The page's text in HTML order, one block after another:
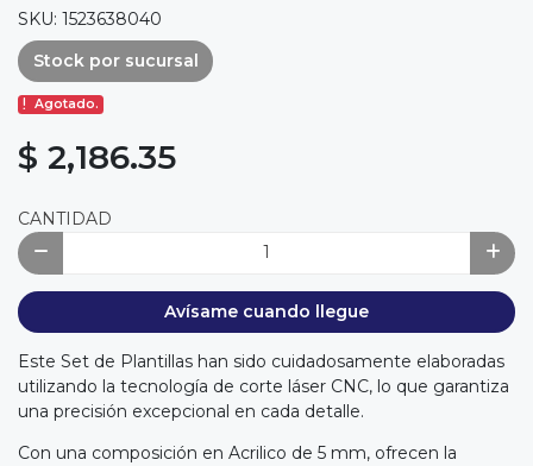
SKU: 1523638040
Stock por sucursal
Agotado.
$ 2,186.35
CANTIDAD
Avísame cuando llegue
Este Set de Plantillas han sido cuidadosamente elaboradas
utilizando la tecnología de corte láser CNC, lo que garantiza
una precisión excepcional en cada detalle.
Con una composición en Acrilico de 5 mm, ofrecen la